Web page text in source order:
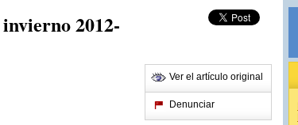
2012-
Ver el artículo original
Denunciar